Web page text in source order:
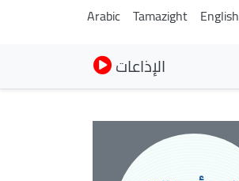
Arabic Tamazight English
الإذاعات